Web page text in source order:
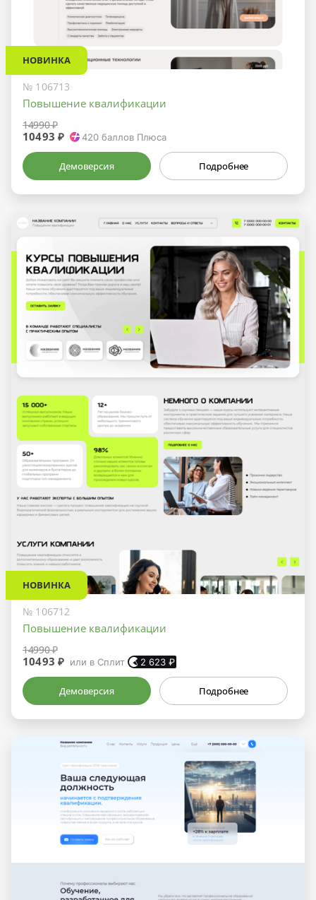
НОВИНКА
№ 106713
Повышение квалификации
14990 ₽
10493 ₽ 420 баллов Плюса
Демоверсия Подробнее
НОВИНКА
№ 106712
Повышение квалификации
14990 ₽
10493 ₽ или в Сплит 2 623 ₽
Демоверсия Подробнее